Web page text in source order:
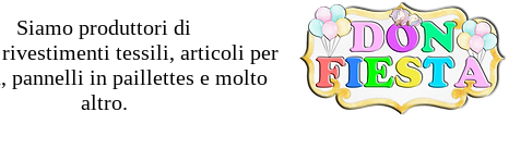
Siamo produttori di
tessili, articoli per
pannelli in paillettes e molto
altro.